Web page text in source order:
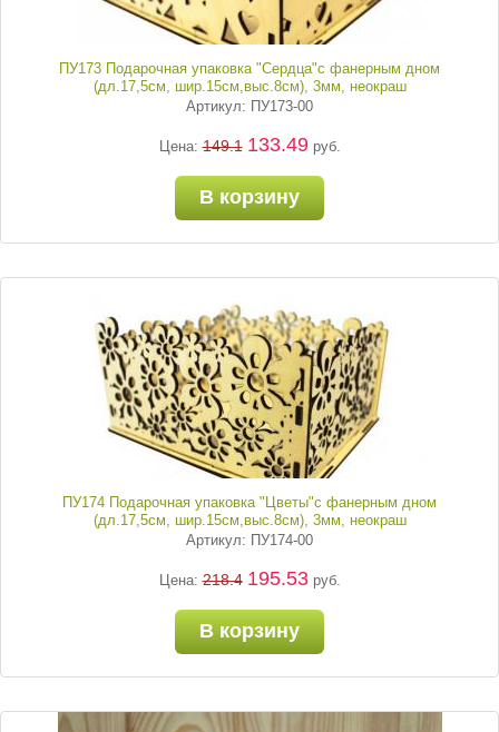
ПУ173 Подарочная упаковка "Сердца"с фанерным дном
(дл.17,5см, шир.15см,выс.8см), 3мм, неокраш
Артикул: ПУ173-00
Цена:149.1 133.49руб.
В корзину
ПУ174 Подарочная упаковка "Цветы"с фанерным дном
(дл.17,5см, шир.15см,выс.8см), 3мм, неокраш
Артикул: ПУ174-00
Цена:218.4 195.53руб.
В корзину